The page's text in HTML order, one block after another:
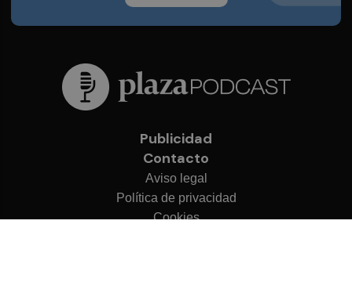
Publicidad
Contacto
Aviso legal
Política de privacidad
Cookies